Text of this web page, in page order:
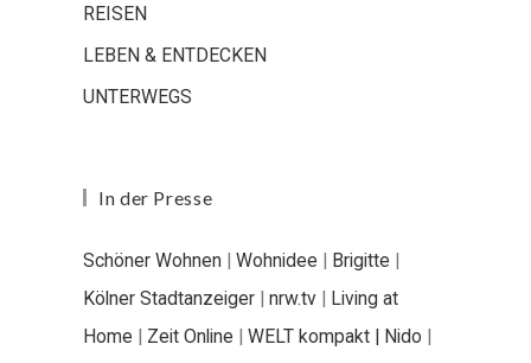
REISEN
LEBEN & ENTDECKEN
UNTERWEGS
In der Presse
Schöner Wohnen | Wohnidee | Brigitte |
Kölner Stadtanzeiger | nrw.tv | Living at
Home | Zeit Online | WELT kompakt | Nido |